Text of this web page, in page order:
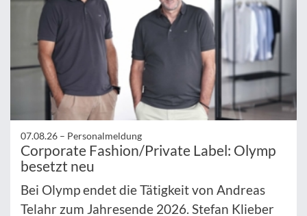
07.08.26 – Personalmeldung
Corporate Fashion/Private Label: Olymp
besetzt neu
Bei Olymp endet die Tätigkeit von Andreas
Telahr zum Jahresende 2026. Stefan Klieber